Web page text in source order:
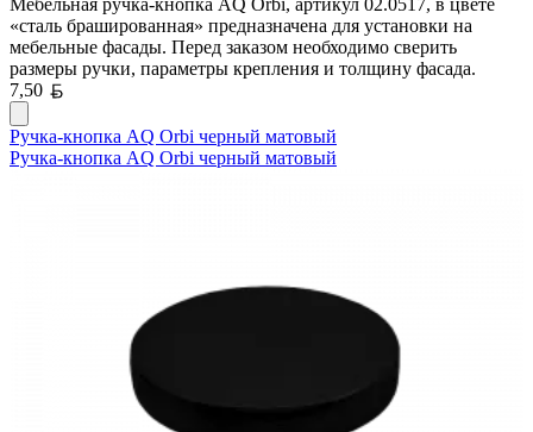
Мебельная ручка-кнопка AQ Orbi, артикул 02.0517, в цвете
«сталь брашированная» предназначена для установки на
мебельные фасады. Перед заказом необходимо сверить
размеры ручки, параметры крепления и толщину фасада.
7,50
Ручка-кнопка AQ Orbi черный матовый
Ручка-кнопка AQ Orbi черный матовый